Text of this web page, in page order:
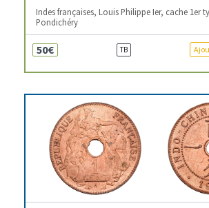
Indes françaises, Louis Philippe Ier, cache 1er
Pondichéry
50€ TB